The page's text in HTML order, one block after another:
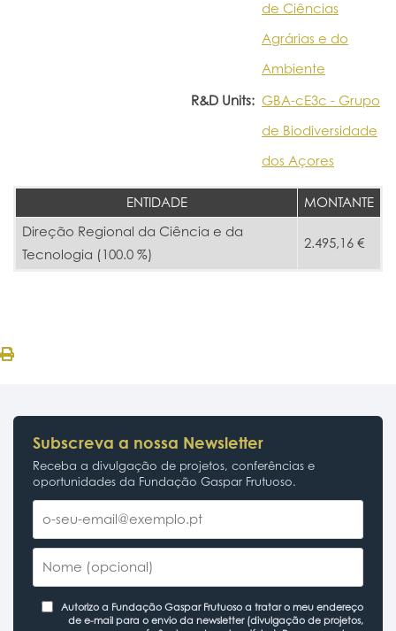
de Ciências
Agrárias e do
Ambiente
R&D Units: GBA-cE3c - Grupo
de Biodiversidade
dos Açores
ENTIDADE
MONTANTE
Direção Regional da Ciência e da
Tecnologia (100.0 %)
2.495,16 €
Subscreva a nossa Newsletter
Receba a divulgação de projetos, conferências e
oportunidades da Fundação Gaspar Frutuoso.
Autorizo a Fundação Gaspar Frutuoso a tratar o meu endereço
de e-mail para o envio da newsletter (divulgação de projetos,